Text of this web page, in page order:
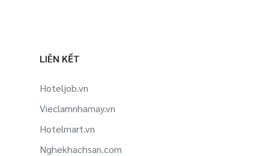
LIÊN KẾT
Hoteljob.vn
Vieclamnhamay.vn
Hotelmart.vn
Nghekhachsan.com